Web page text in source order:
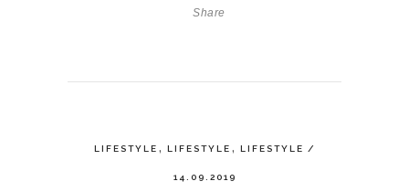
Share
LIFESTYLE , LIFESTYLE , LIFESTYLE /
14.09.2019